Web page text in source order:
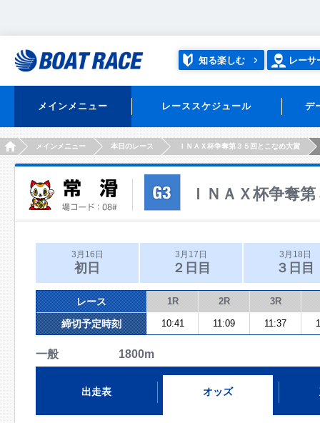
知る楽しむ レーサ
メインメニュー レーススケジュール デ
HOMEメインメニュー 本日のレース ＩＮＡＸ杯争奪第３５回とこなめ大賞
ＩＮＡＸ杯争奪
3月16日
初日
3月17日
２日目
3月18日
３日目
レース 1R 2R 3R
締切予定時刻 10:41 11:09 11:37
一般 1800m
出走表 オッズ